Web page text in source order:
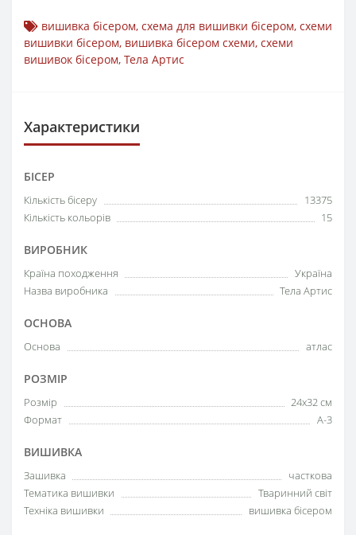
вишивка бісером, схема для вишивки бісером, схеми
вишивки бісером, вишивка бісером схеми, схеми
вишивок бісером, Тела Артис
Характеристики
БІСЕР
Кількість бісеру
13375
Кількість кольорів
15
ВИРОБНИК
Країна походження
Україна
Назва виробника
Тела Артис
ОСНОВА
Основа атлас
РОЗМІР
Розмір
24х32 см
Формат
A-3
ВИШИВКА
Зашивка
часткова
Тематика вишивки
Тваринний світ
Техніка вишивки
вишивка бісером